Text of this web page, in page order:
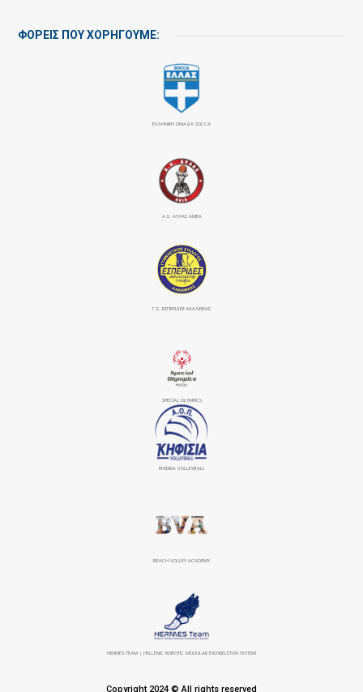
ΦΟΡΕΙΣ ΠΟΥ ΧΟΡΗΓΟΥΜΕ:
ΕΛΛΗΝΙΚΗ ΟΜΑΔΑ SOCCA
Α.Σ. ΑΤΛΑΣ ΑΜΕΑ
Γ.Σ. ΕΣΠΕΡΙΔΕΣ ΚΑΛΛΙΘΕΑΣ
SPECIAL OLYMPICS
ΚΗΦΙΣΙΆ VOLLEYBALL
BEACH VOLLEY ACADEMY
HERMES TEAM | HELLENIC ROBOTIC MODULAR EXOSKELETON SYSTEM
Copyright 2024 © All rights reserved